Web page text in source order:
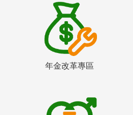
年金改革專區